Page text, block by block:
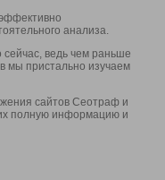
анализа.
ведь чем раньше
мы пристально изучаем
сайтов Сеотраф и
полную информацию и